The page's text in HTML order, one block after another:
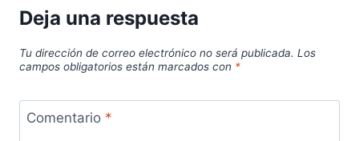
Deja una respuesta
Tu dirección de correo electrónico no será publicada. Los
campos obligatorios están marcados con *
Comentario *